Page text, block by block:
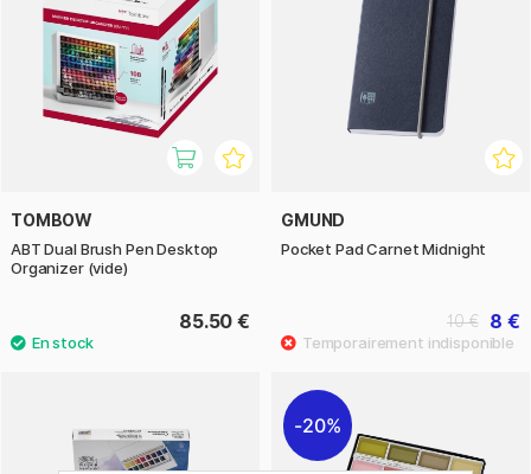
TOMBOW
ABT Dual Brush Pen Desktop
Organizer (vide)
85.50 €
GMUND
Pocket Pad Carnet Midnight
8 €
10 €
20%